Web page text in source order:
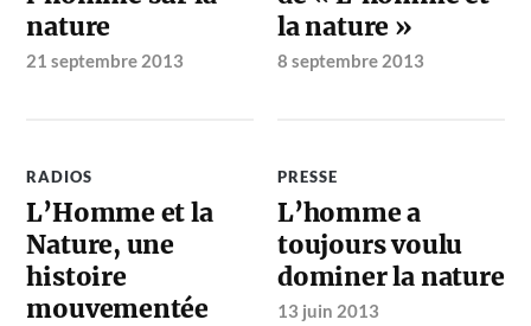
nature
21 septembre 2013
la nature »
8 septembre 2013
RADIOS
L’Homme et la
Nature, une
histoire
mouvementée
PRESSE
L’homme a
toujours voulu
dominer la nature
13 juin 2013